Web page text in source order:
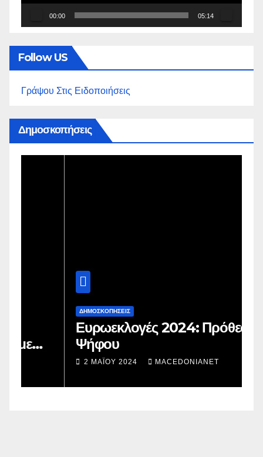
00:00 05:14
Follow US
Γράψου Στις Ειδοποιήσεις
Δημοσκοπήσεις
ΔΗΜΟΣΚΟΠΉΣΕΙΣ
Ευρωεκλογές 2024: Πρόθεση
Ψήφου
2 ΜΑΪ́ΟΥ 2024 MACEDONIANET